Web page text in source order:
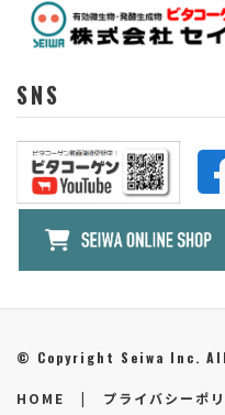
SNS
© Copyright Seiwa Inc.
HOME | プライバシーポ